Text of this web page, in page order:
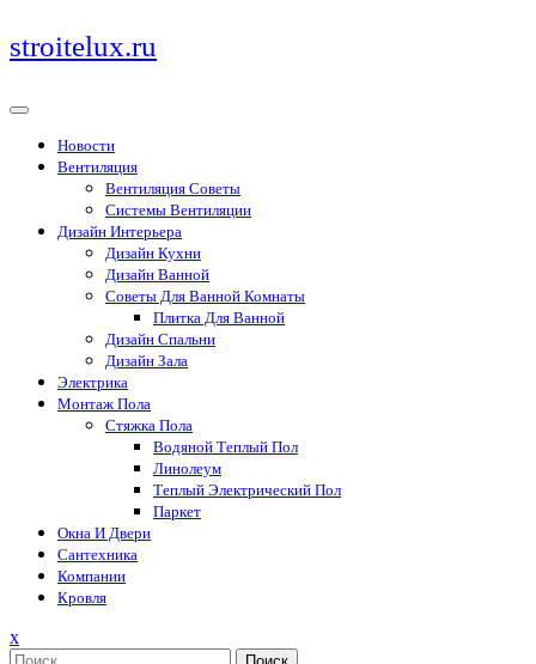
Перейти
к
stroitelux.ru
Новости
Вентиляция
Вентиляция Советы
Системы Вентиляции
Дизайн Интерьера
Дизайн Кухни
Дизайн Ванной
Советы Для Ванной Комнаты
Плитка Для Ванной
Дизайн Спальни
Дизайн Зала
Электрика
Монтаж Пола
Стяжка Пола
Водяной Теплый Пол
Линолеум
Теплый Электрический Пол
Паркет
Окна И Двери
Сантехника
Компании
Кровля
xЗакрыть
меню